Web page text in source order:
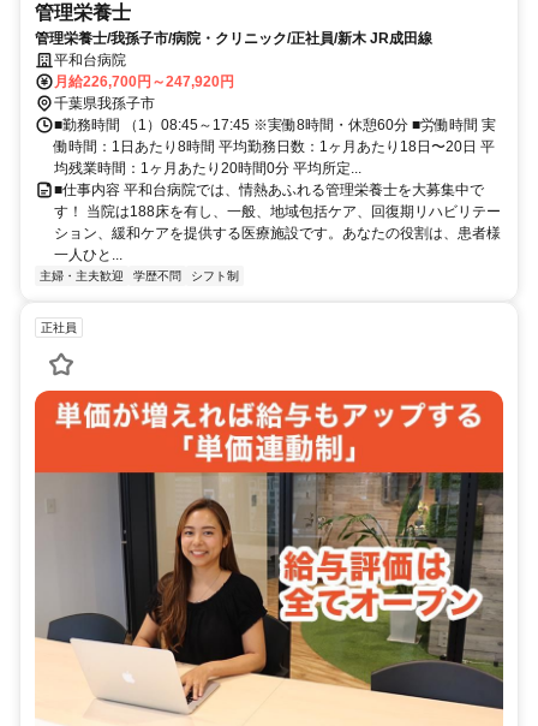
管理栄養士
管理栄養士/我孫子市/病院・クリニック/正社員/新木 JR成田線
平和台病院
月給226,700円～247,920円
千葉県我孫子市
■勤務時間 （1）08:45～17:45 ※実働8時間・休憩60分 ■労働時間 実
働時間：1日あたり8時間 平均勤務日数：1ヶ月あたり18日〜20日 平
均残業時間：1ヶ月あたり20時間0分 平均所定...
■仕事内容 平和台病院では、情熱あふれる管理栄養士を大募集中で
す！ 当院は188床を有し、一般、地域包括ケア、回復期リハビリテー
ション、緩和ケアを提供する医療施設です。あなたの役割は、患者様
一人ひと...
主婦・主夫歓迎 学歴不問 シフト制
正社員